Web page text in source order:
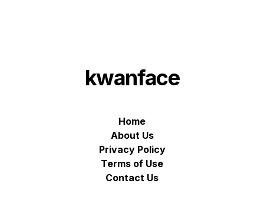
kwanface
Home
About Us
Privacy Policy
Terms of Use
Contact Us